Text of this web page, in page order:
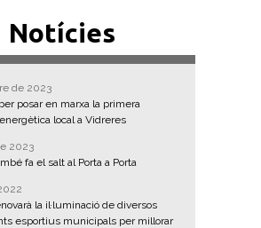
Notícies
de 2023
posar en marxa la primera
local a Vidreres
2023
fa el salt al Porta a Porta
la il·luminació de diversos
esportius municipals per millorar